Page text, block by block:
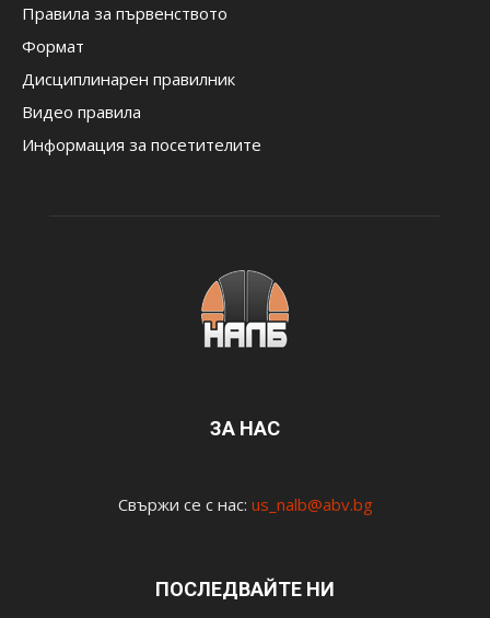
Правила за първенството
Формат
Дисциплинарен правилник
Видео правила
Информация за посетителите
ЗА НАС
Свържи се с нас: us_nalb@abv.bg
ПОСЛЕДВАЙТЕ НИ